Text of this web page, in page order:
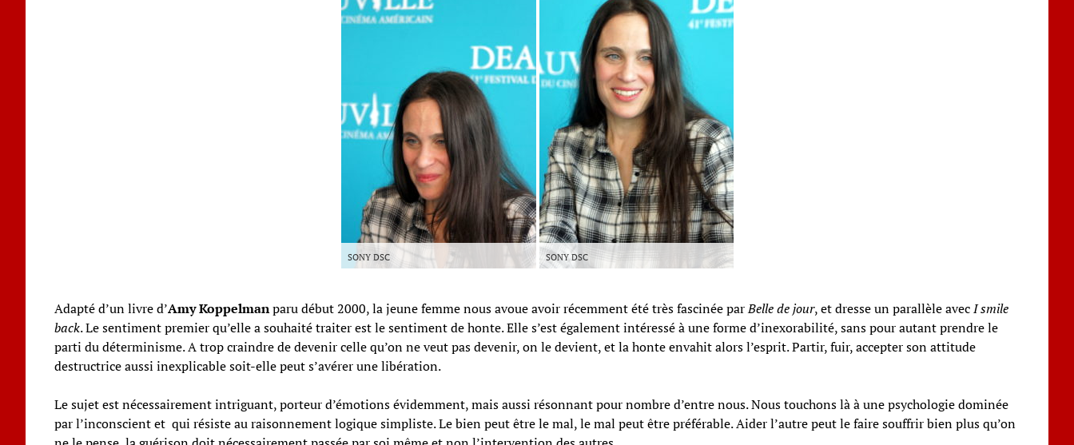
SONY DSC SONY DSC
Adapté d’un livre d’Amy Koppelmanparu début 2000, la jeune femme nous avoue avoir récemment été très fascinée parBelle de jour, et dresse un parallèle avecI smile
back. Le sentiment premier qu’elle a souhaité traiter est le sentiment de honte. Elle s’est également intéressé à une forme d’inexorabilité, sans pour autant prendre le
parti du déterminisme. A trop craindre de devenir celle qu’on ne veut pas devenir, on le devient, et la honte envahit alors l’esprit. Partir, fuir, accepter son attitude
destructrice aussi inexplicable soit-elle peut s’avérer une libération.
Le sujet est nécessairement intriguant, porteur d’émotions évidemment, mais aussi résonnant pour nombre d’entre nous. Nous touchons là à une psychologie dominée
par l’inconscient et qui résiste au raisonnement logique simpliste. Le bien peut être le mal, le mal peut être préférable. Aider l’autre peut le faire souffrir bien plus qu’on